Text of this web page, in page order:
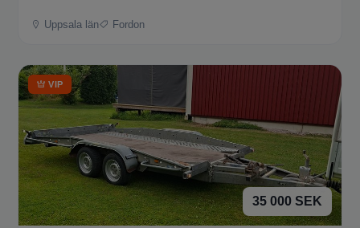
Uppsala län Fordon
VIP
35 000 SEK